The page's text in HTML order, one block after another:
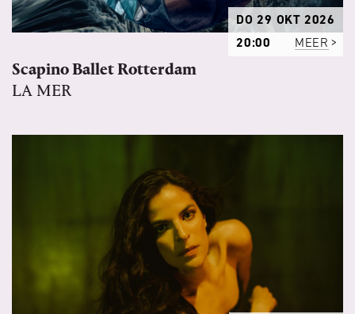
DO 29 OKT 2026
20:00
MEER
Scapino Ballet Rotterdam
LA MER